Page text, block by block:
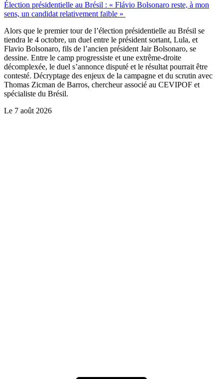
Élection présidentielle au Brésil : « Flávio Bolsonaro reste, à mon
sens, un candidat relativement faible »
Alors que le premier tour de l’élection présidentielle au Brésil se
tiendra le 4 octobre, un duel entre le président sortant, Lula, et
Flavio Bolsonaro, fils de l’ancien président Jair Bolsonaro, se
dessine. Entre le camp progressiste et une extrême-droite
décomplexée, le duel s’annonce disputé et le résultat pourrait être
contesté. Décryptage des enjeux de la campagne et du scrutin avec
Thomas Zicman de Barros, chercheur associé au CEVIPOF et
spécialiste du Brésil.
Le 7 août 2026